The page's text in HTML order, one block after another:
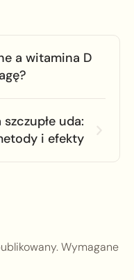
a witamina D
uda:
i efekty
Wymagane